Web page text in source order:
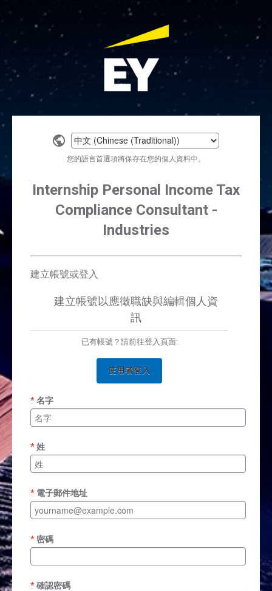
Select
language
您的語言首選項將保存在您的個人資料中。
Internship Personal Income Tax
Compliance Consultant -
Industries
建立帳號或登入
建立帳號以應徵職缺與編輯個人資
訊
已有帳號？請前往登入頁面:
使用者登入
名字
姓
電子郵件地址
密碼
確認密碼